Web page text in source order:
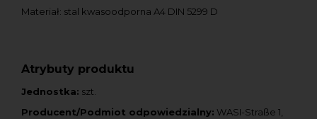
Materiał: stal kwasoodporna A4 DIN 5299 D
Atrybuty produktu
Jednostka: szt.
Producent/Podmiot odpowiedzialny: WASI-Straße 1,